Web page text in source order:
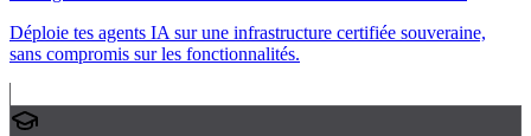
Déploie tes agents IA sur une infrastructure certifiée souveraine,
sans compromis sur les fonctionnalités.